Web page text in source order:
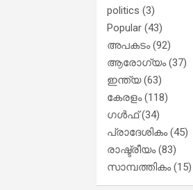
politics (3)
Popular (43)
അപകടം(92)
ആരോഗ്യം(37)
ഇന്ത്യ(63)
കേരളം(118)
ഗൾഫ്(34)
പ്രാദേശികം(45)
രാഷ്ട്രീയം(83)
സാമ്പത്തികം(15)